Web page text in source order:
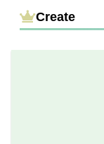
Create